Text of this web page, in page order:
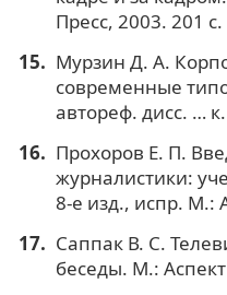
Пресс, 2003. 201 c.
Мурзин Д. А.
современные
автореф. дисс. …
Прохоров Е. П.
журналистики:
8-е изд., испр. М.:
Саппак В. С.
беседы. М.: